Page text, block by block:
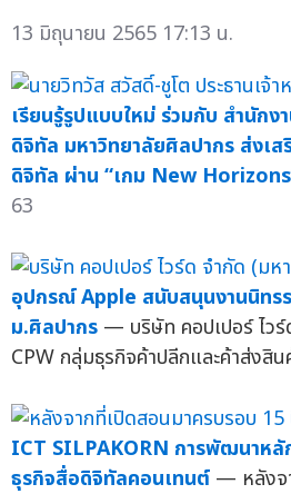
13 มิถุนายน 2565 17:13 น.
เรียนรู้รูปแบบใหม่ ร่วมกับ สำนักง
ดิจิทัล มหาวิทยาลัยศิลปากร ส่งเ
ดิจิทัล ผ่าน “เกม New
63
อุปกรณ์ Apple สนับสนุนงานนิทร
ม.ศิลปากร — บริษัท คอปเปอร์ ไว
CPW กลุ่มธุรกิจค้าปลีกและค้าส่งสิ
ICT SILPAKORN การพัฒนาห
ธุรกิจสื่อดิจิทัลคอนเทนต์ — หลังจ